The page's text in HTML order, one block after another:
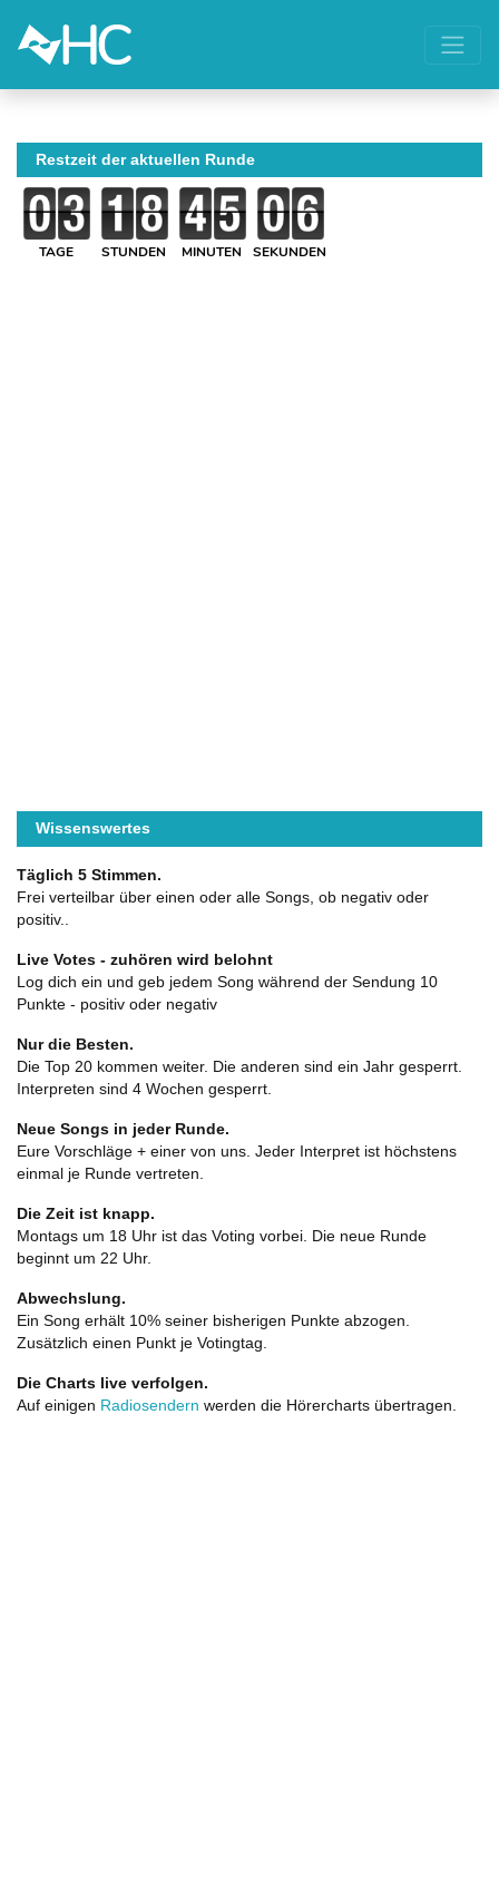
Restzeit der aktuellen Runde
TAGE STUNDEN MINUTEN SEKUNDEN
Wissenswertes
Täglich 5 Stimmen.
Frei verteilbar über einen oder alle Songs, ob negativ oder
positiv..
Live Votes - zuhören wird belohnt
Log dich ein und geb jedem Song während der Sendung 10
Punkte - positiv oder negativ
Nur die Besten.
Die Top 20 kommen weiter. Die anderen sind ein Jahr gesperrt.
Interpreten sind 4 Wochen gesperrt.
Neue Songs in jeder Runde.
Eure Vorschläge + einer von uns. Jeder Interpret ist höchstens
einmal je Runde vertreten.
Die Zeit ist knapp.
Montags um 18 Uhr ist das Voting vorbei. Die neue Runde
beginnt um 22 Uhr.
Abwechslung.
Ein Song erhält 10% seiner bisherigen Punkte abzogen.
Zusätzlich einen Punkt je Votingtag.
Die Charts live verfolgen.
Auf einigen Radiosendern werden die Hörercharts übertragen.